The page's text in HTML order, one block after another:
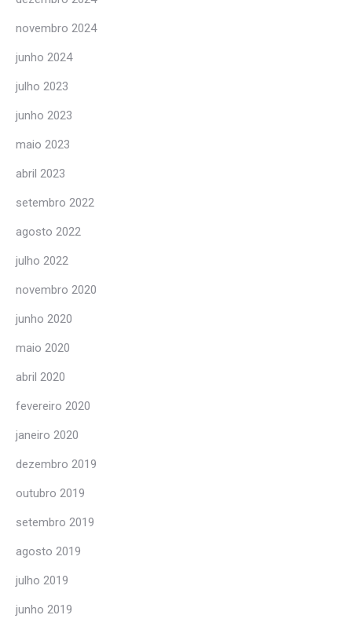
novembro 2024
junho 2024
julho 2023
junho 2023
maio 2023
abril 2023
setembro 2022
agosto 2022
julho 2022
novembro 2020
junho 2020
maio 2020
abril 2020
fevereiro 2020
janeiro 2020
dezembro 2019
outubro 2019
setembro 2019
agosto 2019
julho 2019
junho 2019